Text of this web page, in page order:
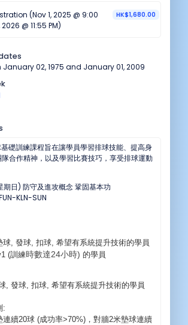
(Nov 1, 2025 @ 9:00
@ 11:55 PM)
HK$1,680.00
January 02, 1975 and January 01, 2009
礎訓練課程旨在讓學員學習排球技能、提高身
合作精神，以及學習比賽技巧，享受排球運動
日) 防守及進攻概念 鞏固基本功
KLN-SUN
球, 發球, 扣球, 希望有系統提升技術的學員
(訓練時數達24小時) 的學員
, 發球, 扣球, 希望有系統提升技術的學員
:
連續20球 (成功率>70%)，對牆2米墊球連續